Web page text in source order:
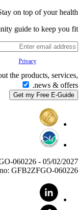
on top of your health!
guide to keep you fit.
Privacy
the products, services,
news & offers.
060226 - 05/02/2027
GFB2ZFGO-060226.